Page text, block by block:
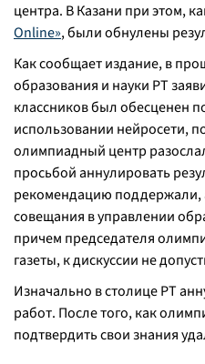
центра. В Казани при этом,
Online», были обнулены
Как сообщает издание, в
образования и науки РТ
классников был обесценен
использовании нейросети,
олимпиадный центр
просьбой аннулировать
рекомендацию поддержали,
совещания в управлении
причем председателя
газеты, к дискуссии не
Изначально в столице РТ
работ. После того, как
подтвердить свои знания